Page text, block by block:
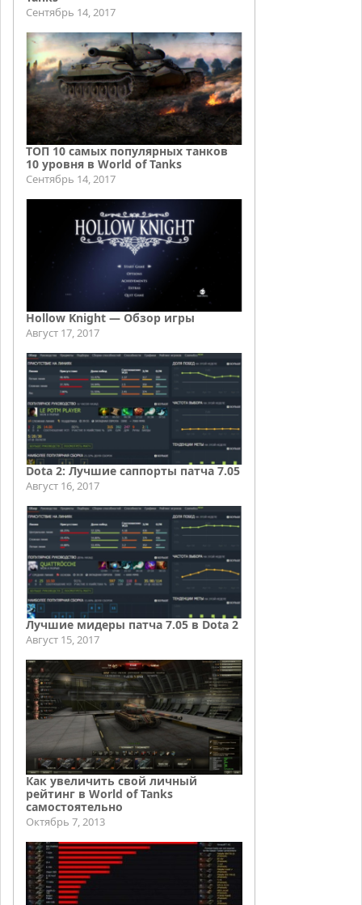
Сентябрь 14, 2017
ТОП 10 самых популярных танков
10 уровня в World of Tanks
Сентябрь 14, 2017
Hollow Knight — Обзор игры
Август 17, 2017
Dota 2: Лучшие саппорты патча 7.05
Август 16, 2017
Лучшие мидеры патча 7.05 в Dota 2
Август 15, 2017
Как увеличить свой личный
рейтинг в World of Tanks
самостоятельно
Октябрь 7, 2013